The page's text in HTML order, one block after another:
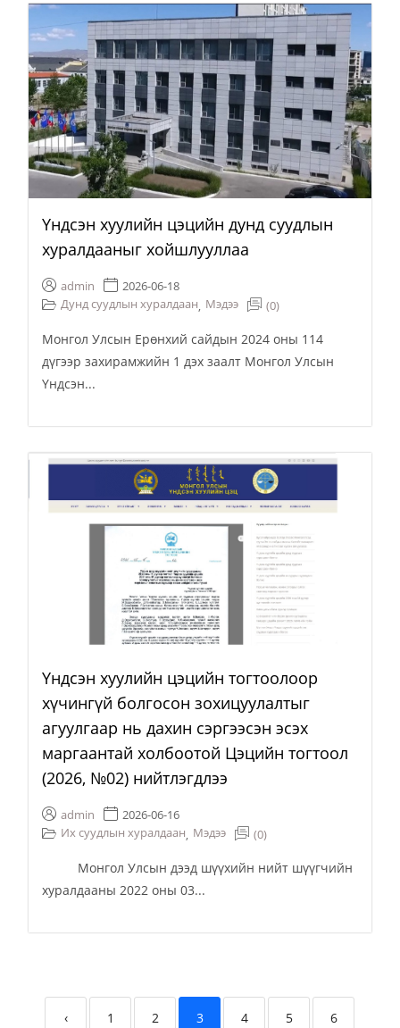
Үндсэн хуулийн цэцийн дунд суудлын
хуралдааныг хойшлууллаа
admin
2026-06-18
Дунд суудлын хуралдаан, Мэдээ (0)
Монгол Улсын Ерөнхий сайдын 2024 оны 114
дүгээр захирамжийн 1 дэх заалт Монгол Улсын
Үндсэн...
Үндсэн хуулийн цэцийн тогтоолоор
хүчингүй болгосон зохицуулалтыг
агуулгаар нь дахин сэргээсэн эсэх
маргаантай холбоотой Цэцийн тогтоол
(2026, №02) нийтлэгдлээ
admin
2026-06-16
Их суудлын хуралдаан, Мэдээ (0)
Монгол Улсын дээд шүүхийн нийт шүүгчийн
хуралдааны 2022 оны 03...
‹ 1 2 3 4 5 6